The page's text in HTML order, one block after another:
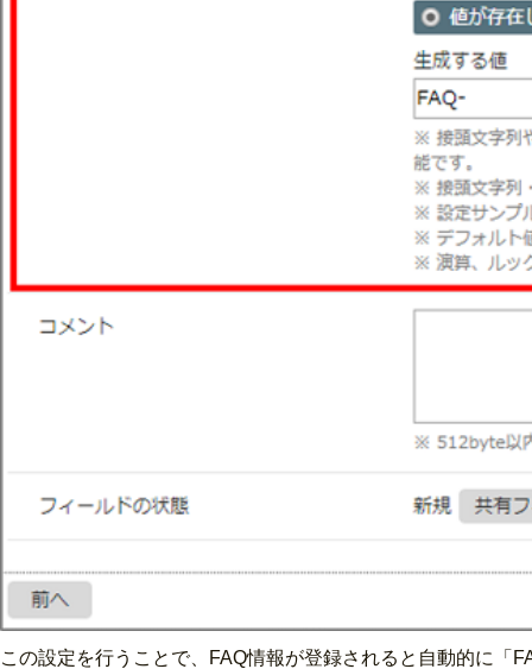
この設定を行うことで、FAQ情報が登録されると自動的に